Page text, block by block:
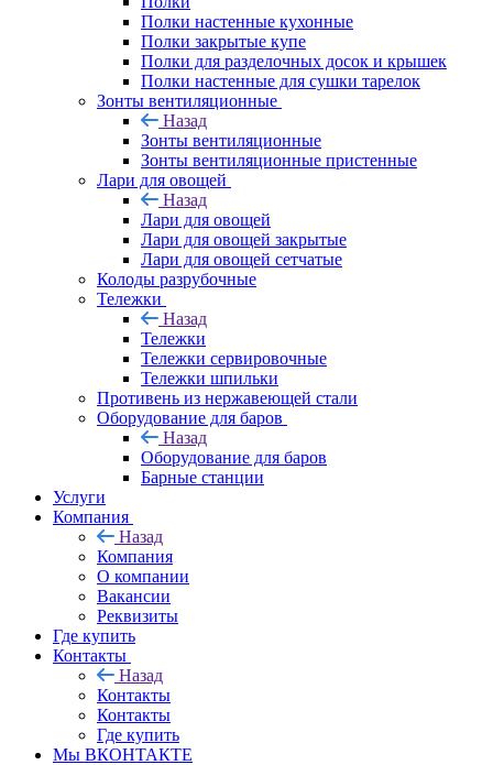
Полки настенные кухонные
Полки закрытые купе
Полки для разделочных досок и крышек
Полки настенные для сушки тарелок
Зонты вентиляционные
Назад
Зонты вентиляционные
Зонты вентиляционные пристенные
Лари для овощей
Назад
Лари для овощей
Лари для овощей закрытые
Лари для овощей сетчатые
Колоды разрубочные
Тележки
Назад
Тележки
Тележки сервировочные
Тележки шпильки
Противень из нержавеющей стали
Оборудование для баров
Назад
Оборудование для баров
Барные станции
Услуги
Компания
Назад
Компания
О компании
Вакансии
Реквизиты
Где купить
Контакты
Назад
Контакты
Контакты
Где купить
Мы ВКОНТАКТЕ